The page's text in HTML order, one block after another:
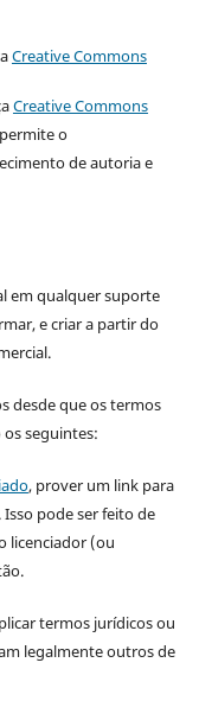
Creative Commons
Creative Commons
o
de autoria e
em qualquer suporte
e criar a partir do
desde que os termos
os seguintes:
, prover um link para
Isso pode ser feito de
licenciador (ou
termos jurídicos ou
legalmente outros de